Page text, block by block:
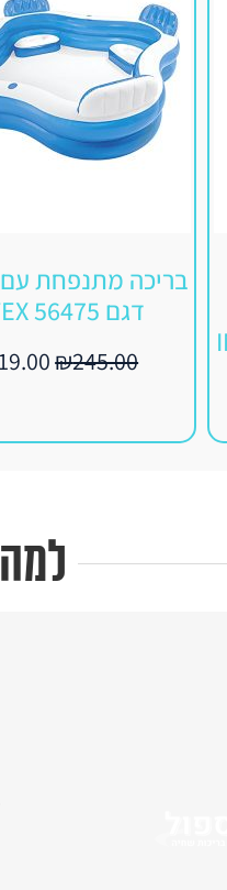
בריכה מתנפחת
דגם INTEX 56475
₪245.00